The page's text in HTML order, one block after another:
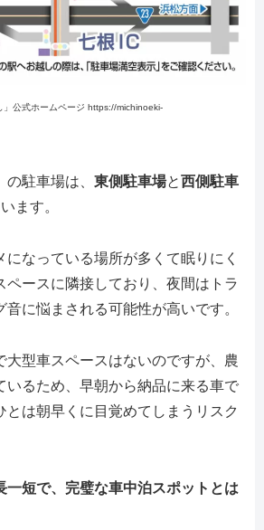
」公式ホームページ https://michinoeki-
駐車場は、 東側駐車場と西側駐車
ます。
なっている場所が多くて眠りにく
ペースに隣接しており、夜間はトラ
音に悩まされる可能性が高いです。
大型車スペースはないのですが、農
いるため、早朝から納品に来る車で
とは朝早くに目覚めてしまうリスク
一短で、完璧な車中泊スポットとは